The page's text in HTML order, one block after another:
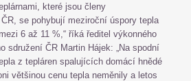
které jsou členy
se pohybují meziroční úspory tepla
6 až 11 %,“ říká ředitel výkonného
sdružení ČR Martin Hájek: „Na spodní
z tepláren spalujících domácí hnědé
většinou cenu tepla neměnily a letos